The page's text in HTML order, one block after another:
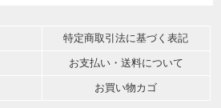
特定商取引法に基づく表記
お支払い・送料について
お買い物カゴ